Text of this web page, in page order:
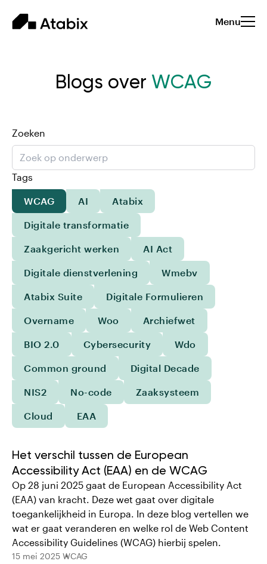
Menu
Blogs over WCAG
Zoeken
Tags
WCAG AI Atabix
Digitale transformatie
Zaakgericht werken AI Act
Digitale dienstverlening Wmebv
Atabix Suite Digitale Formulieren
Overname Woo Archiefwet
BIO 2.0 Cybersecurity Wdo
Common ground Digital Decade
NIS2 No-code Zaaksysteem
Cloud EAA
Het verschil tussen de European
Accessibility Act (EAA) en de WCAG
Op 28 juni 2025 gaat de European Accessibility Act
(EAA) van kracht. Deze wet gaat over digitale
toegankelijkheid in Europa. In deze blog vertellen we
wat er gaat veranderen en welke rol de Web Content
Accessibility Guidelines (WCAG) hierbij spelen.
15 mei 2025 WCAG